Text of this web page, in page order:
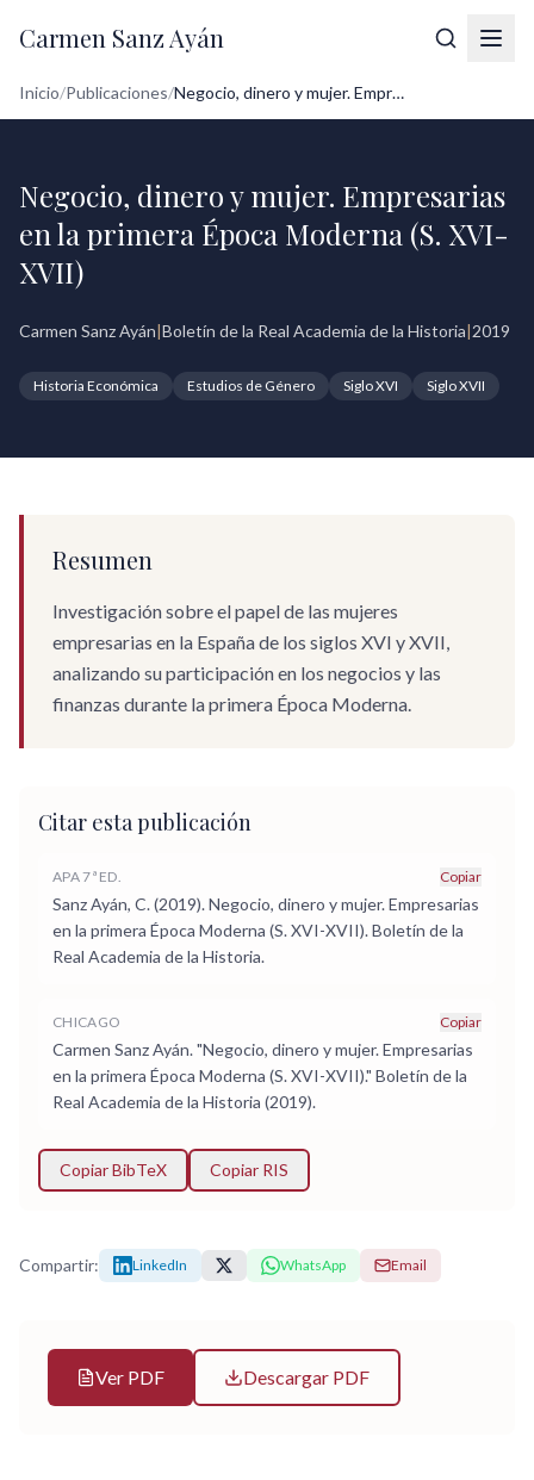
Carmen Sanz Ayán
Inicio/Publicaciones/ Negocio, dinero y mujer. Empresarias en ...
Negocio, dinero y mujer. Empresarias
en la primera Época Moderna (S. XVI-
XVII)
Carmen Sanz Ayán|Boletín de la Real Academia de la Historia|2019
Historia Económica Estudios de Género Siglo XVI Siglo XVII
Resumen
Investigación sobre el papel de las mujeres
empresarias en la España de los siglos XVI y XVII,
analizando su participación en los negocios y las
finanzas durante la primera Época Moderna.
Citar esta publicación
APA 7ª ED. Copiar
Sanz Ayán, C. (2019). Negocio, dinero y mujer. Empresarias
en la primera Época Moderna (S. XVI-XVII). Boletín de la
Real Academia de la Historia.
CHICAGO Copiar
Carmen Sanz Ayán. "Negocio, dinero y mujer. Empresarias
en la primera Época Moderna (S. XVI-XVII)." Boletín de la
Real Academia de la Historia (2019).
Copiar BibTeX Copiar RIS
Compartir: LinkedIn WhatsApp Email
Ver PDF Descargar PDF